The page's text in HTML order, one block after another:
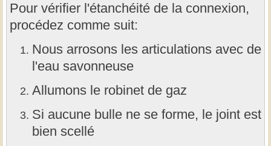
Pour vérifier l'étanchéité de la connexion,
procédez comme suit:
Nous arrosons les articulations avec de
l'eau savonneuse
Allumons le robinet de gaz
Si aucune bulle ne se forme, le joint est
bien scellé